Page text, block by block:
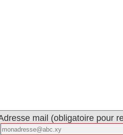
mail (obligatoire pour